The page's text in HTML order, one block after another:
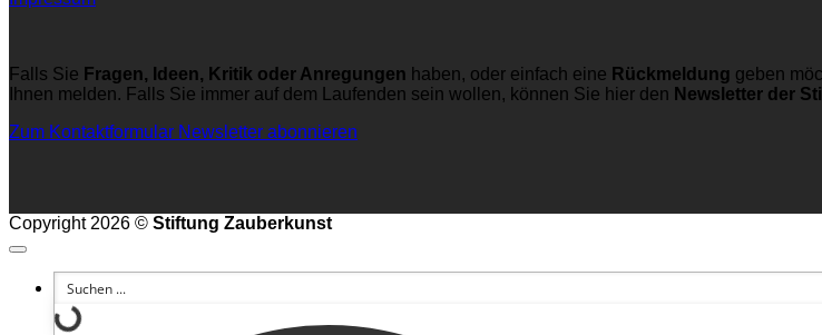
Falls Sie Fragen, Ideen, Kritik oder Anregungen haben, oder einfach eine Rückmeldung geben
Ihnen melden. Falls Sie immer auf dem Laufenden sein wollen, können Sie hier den Newsletter der
Zum Kontaktformular Newsletter abonnieren
Copyright 2026 © Stiftung Zauberkunst